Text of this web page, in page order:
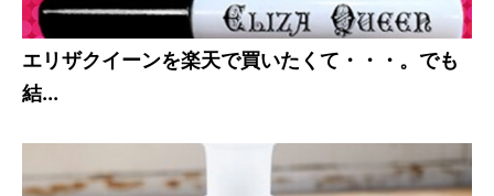
エリザクイーンを楽天で買いたくて・・・。でも
結...